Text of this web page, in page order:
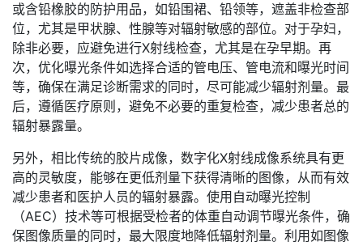
或含铅橡胶的防护用品，如铅围裙、铅领等，遮盖非检查部
位，尤其是甲状腺、性腺等对辐射敏感的部位。对于孕妇，
除非必要，应避免进行X射线检查，尤其是在孕早期。再
次，优化曝光条件如选择合适的管电压、管电流和曝光时间
等，确保在满足诊断需求的同时，尽可能减少辐射剂量。最
后，遵循医疗原则，避免不必要的重复检查，减少患者总的
辐射暴露量。
另外，相比传统的胶片成像，数字化X射线成像系统具有更
高的灵敏度，能够在更低剂量下获得清晰的图像，从而有效
减少患者和医护人员的辐射暴露。使用自动曝光控制
（AEC）技术等可根据受检者的体重自动调节曝光条件，确
保图像质量的同时，最大限度地降低辐射剂量。利用如图像